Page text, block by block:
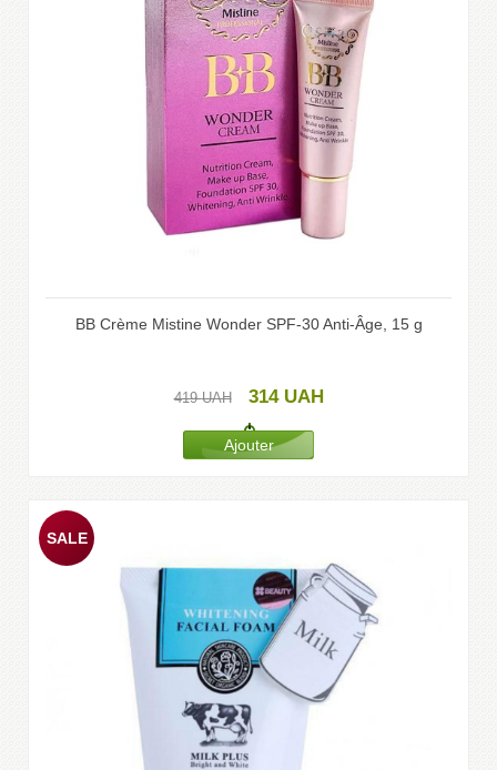
BB Crème Mistine Wonder SPF-30 Anti-Âge, 15 g
419UAH 314 UAH